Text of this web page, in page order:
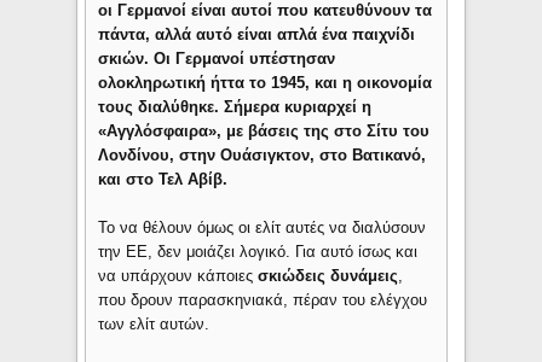
οι Γερμανοί είναι αυτοί που κατευθύνουν τα
πάντα, αλλά αυτό είναι απλά ένα παιχνίδι
σκιών. Οι Γερμανοί υπέστησαν
ολοκληρωτική ήττα το 1945, και η οικονομία
τους διαλύθηκε. Σήμερα κυριαρχεί η
«Αγγλόσφαιρα», με βάσεις της στο Σίτυ του
Λονδίνου, στην Ουάσιγκτον, στο Βατικανό,
και στο Τελ Αβίβ.
Το να θέλουν όμως οι ελίτ αυτές να διαλύσουν
την ΕΕ, δεν μοιάζει λογικό. Για αυτό ίσως και
να υπάρχουν κάποιεςσκιώδεις δυνάμεις,
που δρουν παρασκηνιακά, πέραν του ελέγχου
των ελίτ αυτών.